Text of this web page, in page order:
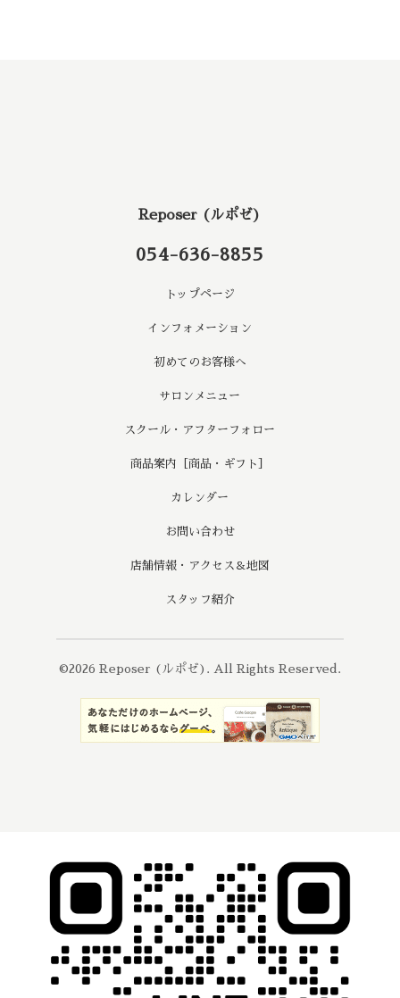
Reposer (ルポゼ)
054-636-8855
トップページ
インフォメーション
初めてのお客様へ
サロンメニュー
スクール・アフターフォロー
商品案内［商品・ギフト］
カレンダー
お問い合わせ
店舗情報・アクセス＆地図
スタッフ紹介
©2026 Reposer (ルポゼ) . All Rights Reserved.